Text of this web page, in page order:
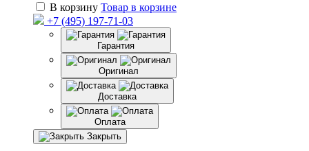
В корзину Товар в корзине
+7 (495) 197-71-03
Гарантия
Оригинал
Доставка
Оплата
Закрыть